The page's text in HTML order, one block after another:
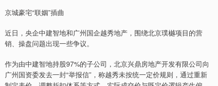
京城豪宅“联姻”插曲
近日，央企中建智地和广州国企越秀地产，围绕北京璞樾项目的营
销、操盘问题出现一些争议。
作为由中建智地持股97%的子公司，北京兴鼎房地产开发有限公司向
广州国资委发去一封“举报信”，称越秀未按统一定价规则，通过重新